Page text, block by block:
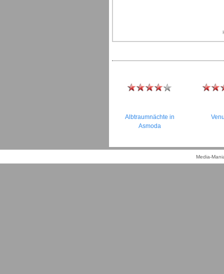
Albtraumnächte in
Asmoda
Media-